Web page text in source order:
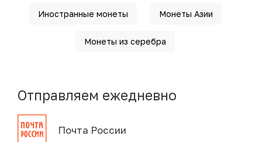
Иностранные монеты Монеты Азии
Монеты из серебра
Отправляем ежедневно
Почта России